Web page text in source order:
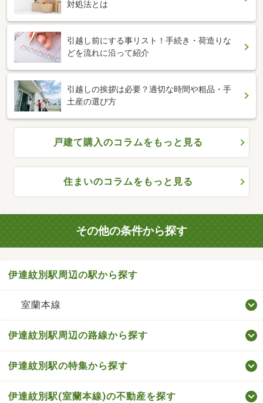
対処法とは
引越し前にする事リスト！手続き・荷造りな
どを流れに沿って紹介
引越しの挨拶は必要？適切な時間や粗品・手
土産の選び方
戸建て購入のコラムをもっと見る
住まいのコラムをもっと見る
その他の条件から探す
伊達紋別駅周辺の駅から探す
室蘭本線
伊達紋別駅周辺の路線から探す
伊達紋別駅の特集から探す
伊達紋別駅(室蘭本線)の不動産を探す